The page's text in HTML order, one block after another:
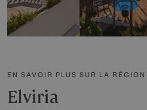
EN SAVOIR PLUS SUR LA RÉGION
Elviria